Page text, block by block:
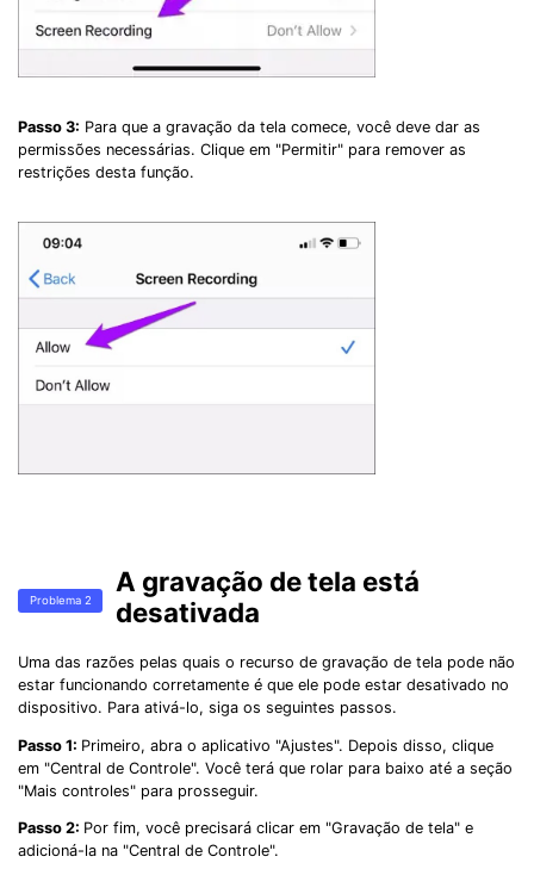
Passo 3: Para que a gravação da tela comece, você deve dar as
permissões necessárias. Clique em "Permitir" para remover as
restrições desta função.
Problema 2
A gravação de tela está
desativada
Uma das razões pelas quais o recurso de gravação de tela pode não
estar funcionando corretamente é que ele pode estar desativado no
dispositivo. Para ativá-lo, siga os seguintes passos.
Passo 1: Primeiro, abra o aplicativo "Ajustes". Depois disso, clique
em "Central de Controle". Você terá que rolar para baixo até a seção
"Mais controles" para prosseguir.
Passo 2: Por fim, você precisará clicar em "Gravação de tela" e
adicioná-la na "Central de Controle".